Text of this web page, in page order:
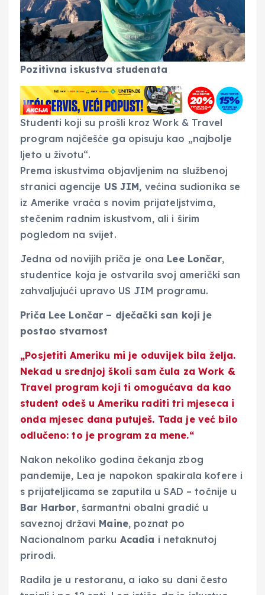
Pozitivna iskustva studenata
Studenti koji su prošli kroz Work & Travel
program najčešće ga opisuju kao „najbolje
ljeto u životu“.
Prema iskustvima objavljenim na službenoj
stranici agencije US JIM, većina sudionika se
iz Amerike vraća s novim prijateljstvima,
stečenim radnim iskustvom, ali i širim
pogledom na svijet.
Jedna od novijih priča je ona Lee Lončar,
studentice koja je ostvarila svoj američki san
zahvaljujući upravo US JIM programu.
Priča Lee Lončar – dječački san koji je
postao stvarnost
„Posjetiti Ameriku mi je oduvijek bila želja.
Nekad u srednjoj školi sam čula za Work &
Travel program koji ti omogućava da kao
student odeš u Ameriku raditi tri mjeseca i
onda mjesec dana putuješ. Tada je već bilo
odlučeno: to je program za mene.“
Nakon nekoliko godina čekanja zbog
pandemije, Lea je napokon spakirala kofere i
s prijateljicama se zaputila u SAD – točnije u
Bar Harbor, šarmantni obalni gradić u
saveznoj državi Maine, poznat po
Nacionalnom parku Acadia i netaknutoj
prirodi.
Radila je u restoranu, a iako su dani često